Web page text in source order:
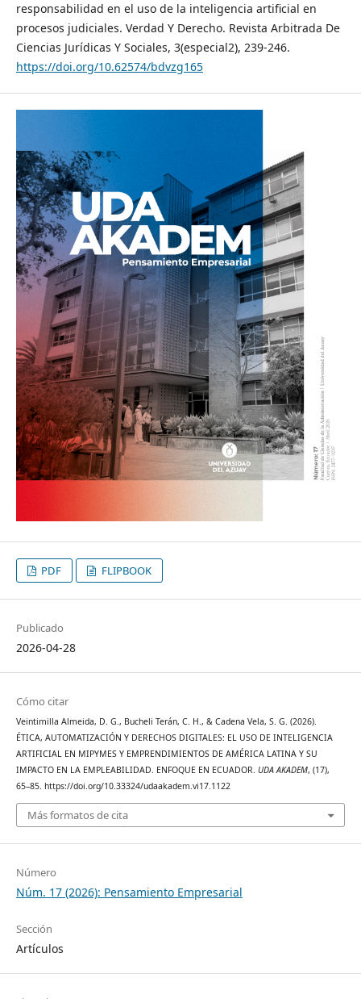
responsabilidad en el uso de la inteligencia artificial en
procesos judiciales. Verdad Y Derecho. Revista Arbitrada De
Ciencias Jurídicas Y Sociales, 3(especial2), 239-246.
https://doi.org/10.62574/bdvzg165
PDF FLIPBOOK
Publicado
2026-04-28
Cómo citar
Veintimilla Almeida, D. G., Bucheli Terán, C. H., & Cadena Vela, S. G. (2026).
ÉTICA, AUTOMATIZACIÓN Y DERECHOS DIGITALES: EL USO DE INTELIGENCIA
ARTIFICIAL EN MIPYMES Y EMPRENDIMIENTOS DE AMÉRICA LATINA Y SU
IMPACTO EN LA EMPLEABILIDAD. ENFOQUE EN ECUADOR. UDA AKADEM, (17),
65–85. https://doi.org/10.33324/udaakadem.vi17.1122
Más formatos de cita
Número
Núm. 17 (2026): Pensamiento Empresarial
Sección
Artículos